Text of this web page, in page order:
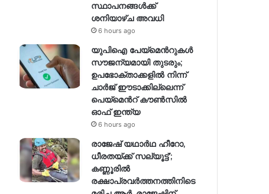
സ്ഥാപനങ്ങള്‍ക്ക്
ശനിയാഴ്ച അവധി
6 hours ago
യുപിഐ പേയ്മെന്‍റുകൾ
സൗജന്യമായി തുടരും;
ഉപഭോക്താക്കളിൽ നിന്ന്
ചാർജ് ഈടാക്കില്ലെന്ന്
പെയ്മെന്‍റ് കൗൺസിൽ
ഓഫ് ഇന്ത്യ
6 hours ago
രാജേഷ് യഥാര്‍ഥ ഹീറോ,
ധീരതയ്ക്ക് സല്യൂട്ട്’;
കണ്ണൂരിൽ
രക്ഷാപ്രവര്‍ത്തനത്തിനിടെ